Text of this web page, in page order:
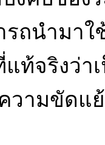
ถนำมาใ
ท้จริงว่า
วามขัดแ